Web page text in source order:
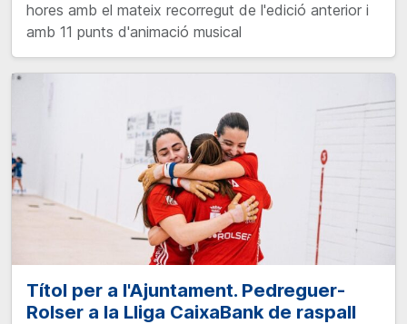
hores amb el mateix recorregut de l'edició anterior i
amb 11 punts d'animació musical
Títol per a l'Ajuntament. Pedreguer-
Rolser a la Lliga CaixaBank de raspall